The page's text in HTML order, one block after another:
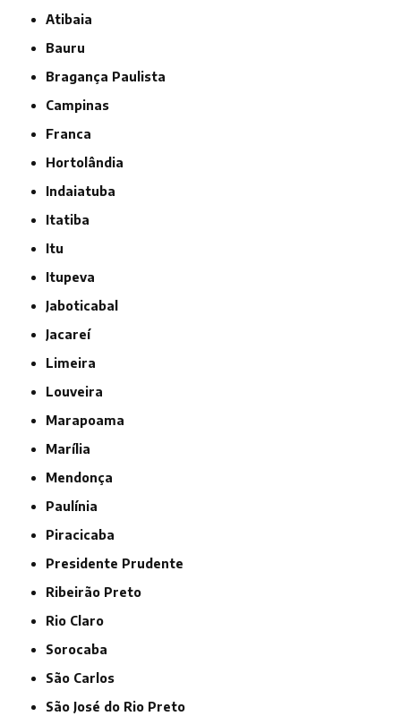
Atibaia
Bauru
Bragança Paulista
Campinas
Franca
Hortolândia
Indaiatuba
Itatiba
Itu
Itupeva
Jaboticabal
Jacareí
Limeira
Louveira
Marapoama
Marília
Mendonça
Paulínia
Piracicaba
Presidente Prudente
Ribeirão Preto
Rio Claro
Sorocaba
São Carlos
São José do Rio Preto